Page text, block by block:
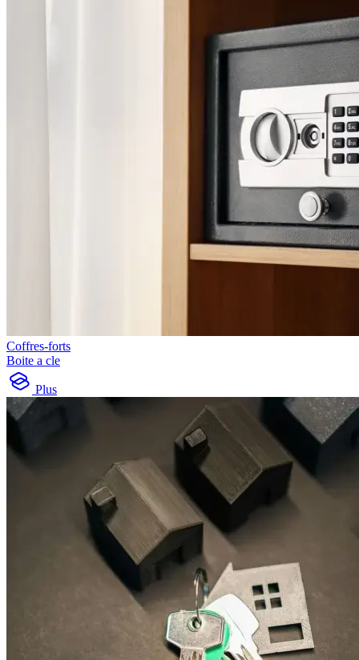
Coffres-forts
Boite a cle
Plus